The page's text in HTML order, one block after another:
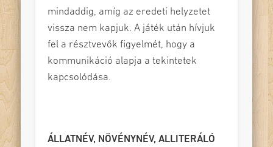
mindaddig, amíg az eredeti helyzetet
vissza nem kapjuk. A játék után hívjuk
fel a résztvevők figyelmét, hogy a
kommunikáció alapja a tekintetek
kapcsolódása.
ÁLLATNÉV, NÖVÉNYNÉV, ALLITERÁLÓ